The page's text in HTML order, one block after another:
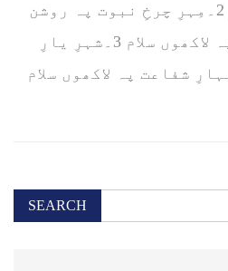
ہدایت پہ لاکھوں سلام 2۔مِہرِ چرخِ نبوت پہ روشن
دُرود گلِ باغِ رسالت پہ لاکھوں سلام 3۔شہرِ یارِ
شفاعت پہ لاکھوں سلام